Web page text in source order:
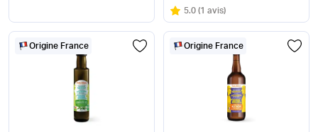
Note
5.0 sur 5
(1 avis)
Origine France Origine France